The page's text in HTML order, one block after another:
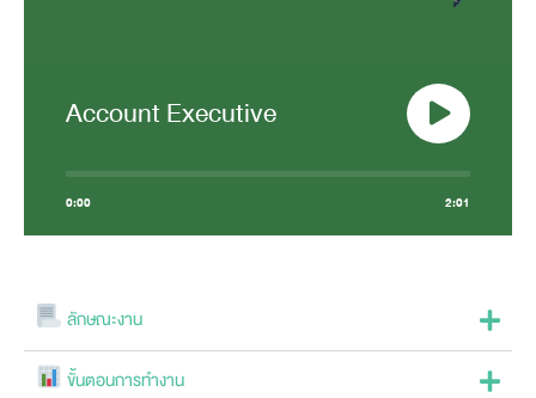
Account Executive
0:00 2:01
ลักษณะงาน
ขั้นตอนการทำงาน